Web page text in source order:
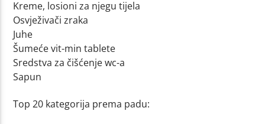
Kreme, losioni za njegu tijela
Osvježivači zraka
Juhe
Šumeće vit-min tablete
Sredstva za čišćenje wc-a
Sapun
Top 20 kategorija prema padu: